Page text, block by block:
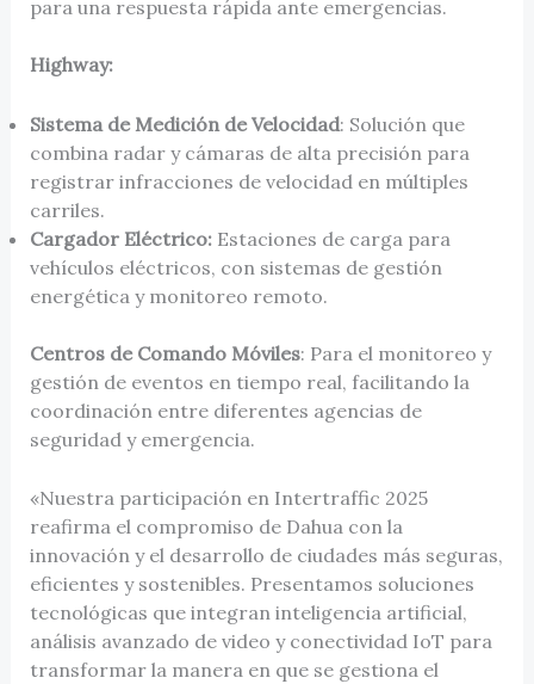
para una respuesta rápida ante emergencias.
Highway:
Sistema de Medición de Velocidad: Solución que
combina radar y cámaras de alta precisión para
registrar infracciones de velocidad en múltiples
carriles.
Cargador Eléctrico:Estaciones de carga para
vehículos eléctricos, con sistemas de gestión
energética y monitoreo remoto.
Centros de Comando Móviles: Para el monitoreo y
gestión de eventos en tiempo real, facilitando la
coordinación entre diferentes agencias de
seguridad y emergencia.
«Nuestra participación en Intertraffic 2025
reafirma el compromiso de Dahua con la
innovación y el desarrollo de ciudades más seguras,
eficientes y sostenibles. Presentamos soluciones
tecnológicas que integran inteligencia artificial,
análisis avanzado de video y conectividad IoT para
transformar la manera en que se gestiona el